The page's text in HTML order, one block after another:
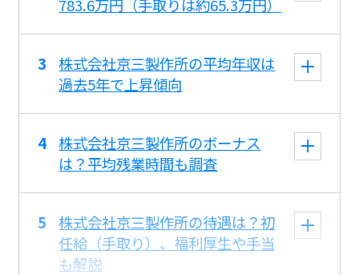
783.6万円（手取りは約65.3万円）
株式会社京三製作所の平均年収は
過去5年で上昇傾向
株式会社京三製作所のボーナス
は？平均残業時間も調査
株式会社京三製作所の待遇は？初
任給（手取り）、福利厚生や手当
も解説